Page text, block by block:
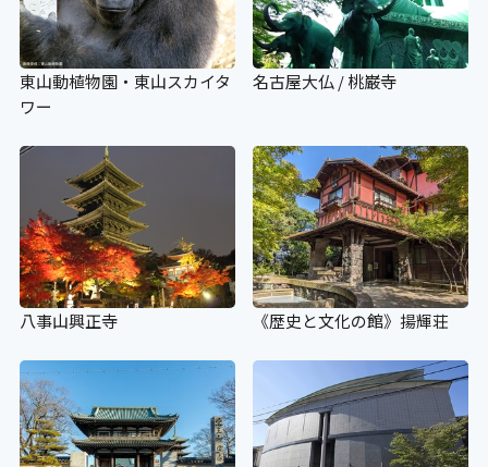
東山動植物園・東山スカイタ
ワー
名古屋大仏 / 桃巌寺
八事山興正寺 《歴史と文化の館》揚輝荘